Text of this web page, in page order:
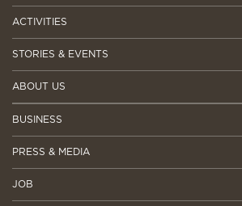
ACTIVITIES
STORIES & EVENTS
ABOUT US
BUSINESS
PRESS & MEDIA
JOB